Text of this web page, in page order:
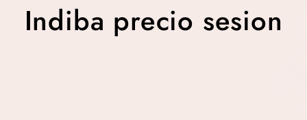
Indiba precio sesion